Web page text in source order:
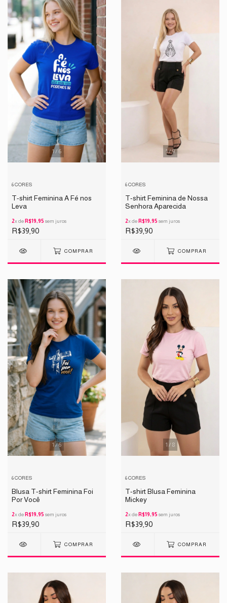
1/ 6
6 CORES
T-shirt Feminina A Fé nos
Leva
2x de R$19,95 sem juros
R$39,90
COMPRAR
1/9
6 CORES
T-shirt Feminina de Nossa
Senhora Aparecida
2x de R$19,95 sem juros
R$39,90
COMPRAR
1/6
6 CORES
Blusa T-shirt Feminina Foi
Por Você
2x de R$19,95 sem juros
R$39,90
COMPRAR
1 / 8
6 CORES
T-shirt Blusa Feminina
Mickey
2x de R$19,95 sem juros
R$39,90
COMPRAR